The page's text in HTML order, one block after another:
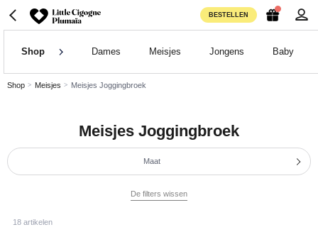
BESTELLEN
Shop Dames Meisjes Jongens Baby
Shop Meisjes Meisjes Joggingbroek
Meisjes Joggingbroek
Maat
De filters wissen
18 artikelen